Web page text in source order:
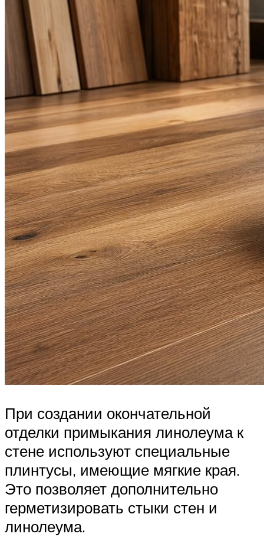
При создании окончательной
отделки примыкания линолеума к
стене используют специальные
плинтусы, имеющие мягкие края.
Это позволяет дополнительно
герметизировать стыки стен и
линолеума.